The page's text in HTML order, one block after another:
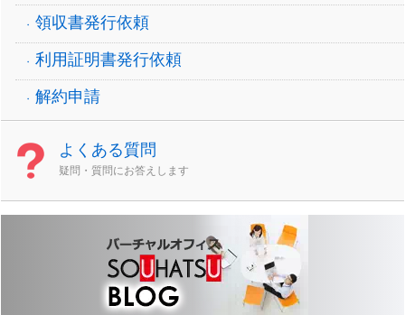
領収書発行依頼
利用証明書発行依頼
解約申請
よくある質問
疑問・質問にお答えします